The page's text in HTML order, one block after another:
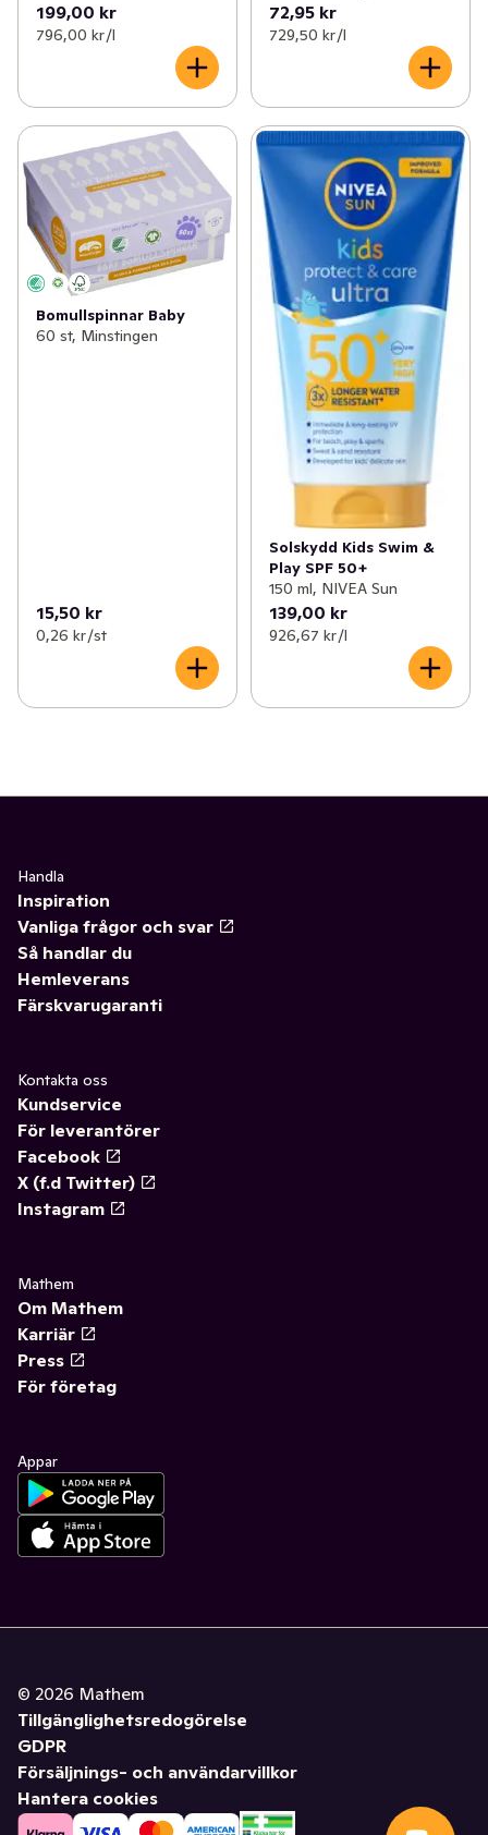
199,00 kr
796,00 kr /l
72,95 kr
729,50 kr /l
Bomullspinnar Baby
60 st, Minstingen
15,50 kr
0,26 kr /st
Solskydd Kids Swim &
Play SPF 50+
150 ml, NIVEA Sun
139,00 kr
926,67 kr /l
Handla
Inspiration
Vanliga frågor och svar
Så handlar du
Hemleverans
Färskvarugaranti
Kontakta oss
Kundservice
För leverantörer
Facebook
X (f.d Twitter)
Instagram
Mathem
Om Mathem
Karriär
Press
För företag
Appar
© 2026 Mathem
Tillgänglighetsredogörelse
GDPR
Försäljnings- och användarvillkor
Hantera cookies